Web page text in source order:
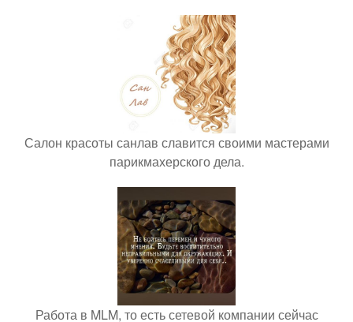
Салон красоты санлав славится своими мастерами
парикмахерского дела.
Работа в MLM, то есть сетевой компании сейчас